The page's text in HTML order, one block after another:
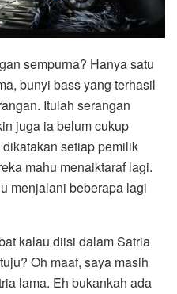
sempurna? Hanya satu
bunyi bass yang terhasil
Itulah serangan
juga ia belum cukup
setiap pemilik
mahu menaiktaraf lagi.
menjalani beberapa lagi
kalau diisi dalam Satria
Oh maaf, saya masih
lama. Eh bukankah ada